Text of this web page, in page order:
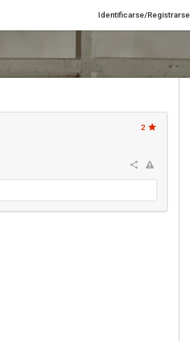
Identificarse/Registrarse
2